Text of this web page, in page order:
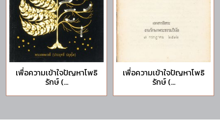
เพื่อความเข้าใจปัญหาโพธิ
รักษ์ (...
เพื่อความเข้าใจปัญหาโพธิ
รักษ์ (...